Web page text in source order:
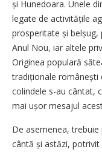
și Hunedoara. Unele
legate de activitățile
prosperitate și belșug,
Anul Nou, iar altele
Originea populară
tradiționale românești
colindele s-au cântat,
mai ușor mesajul
De asemenea,
cântă și astăzi,